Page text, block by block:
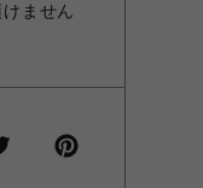
ません